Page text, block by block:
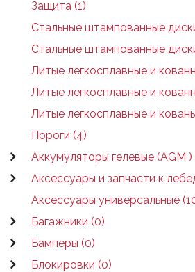
Защита (1)
Стальные штампованные
Стальные штампованные
Литые легкосплавные и
Литые легкосплавные и
Литые легкосплавные и
Пороги (4)
Аккумуляторы гелевые (AGM )
Аксессуары и запчасти к
Аксессуары универсальные
Багажники (0)
Бамперы (0)
Блокировки (0)